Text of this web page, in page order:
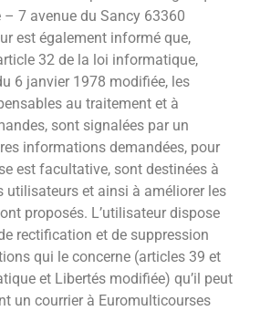
– 7 avenue du Sancy 63360
est également informé que,
32 de la loi informatique,
6 janvier 1978 modifiée, les
au traitement et à
sont signalées par un
informations demandées, pour
est facultative, sont destinées à
utilisateurs et ainsi à améliorer les
proposés. L’utilisateur dispose
rectification et de suppression
qui le concerne (articles 39 et
et Libertés modifiée) qu’il peut
un courrier à Euromulticourses